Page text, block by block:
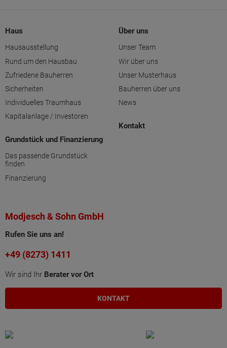
Haus
Hausausstellung
Rund um den Hausbau
Zufriedene Bauherren
Sicherheiten
Individuelles Traumhaus
Kapitalanlage / Investoren
Grundstück und Finanzierung
Das passende Grundstück
finden
Finanzierung
Über uns
Unser Team
Wir über uns
Unser Musterhaus
Bauherren über uns
News
Kontakt
Modjesch & Sohn GmbH
Rufen Sie uns an!
+49 (8273) 1411
Wir sind Ihr Berater vor Ort
KONTAKT